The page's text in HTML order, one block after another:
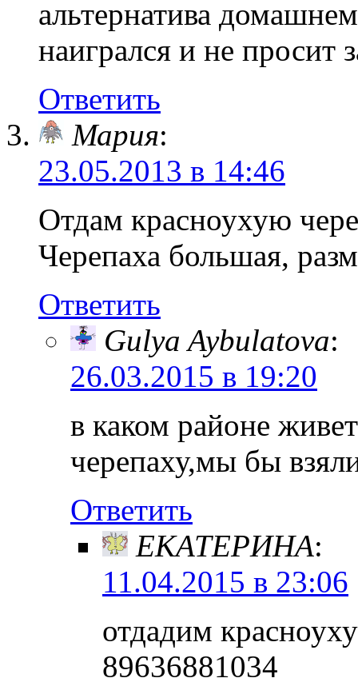
альтернатива
наигрался и не просит
Ответить
Мария:
23.05.2013 в 14:46
Отдам красноухую
Черепаха большая,
Ответить
Gulya Aybulatova:
26.03.2015 в 19:20
в каком районе
черепаху,мы бы
Ответить
ЕКАТЕРИНА:
11.04.2015 в 23:06
отдадим
89636881034